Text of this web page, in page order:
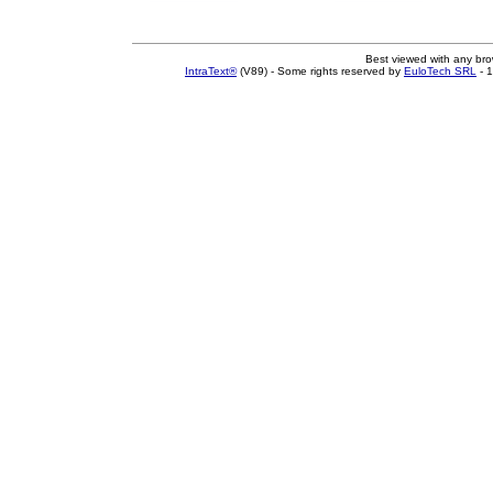
Best viewed with any
IntraText®(V89) - Some rights reserved by EuloTech SRL -